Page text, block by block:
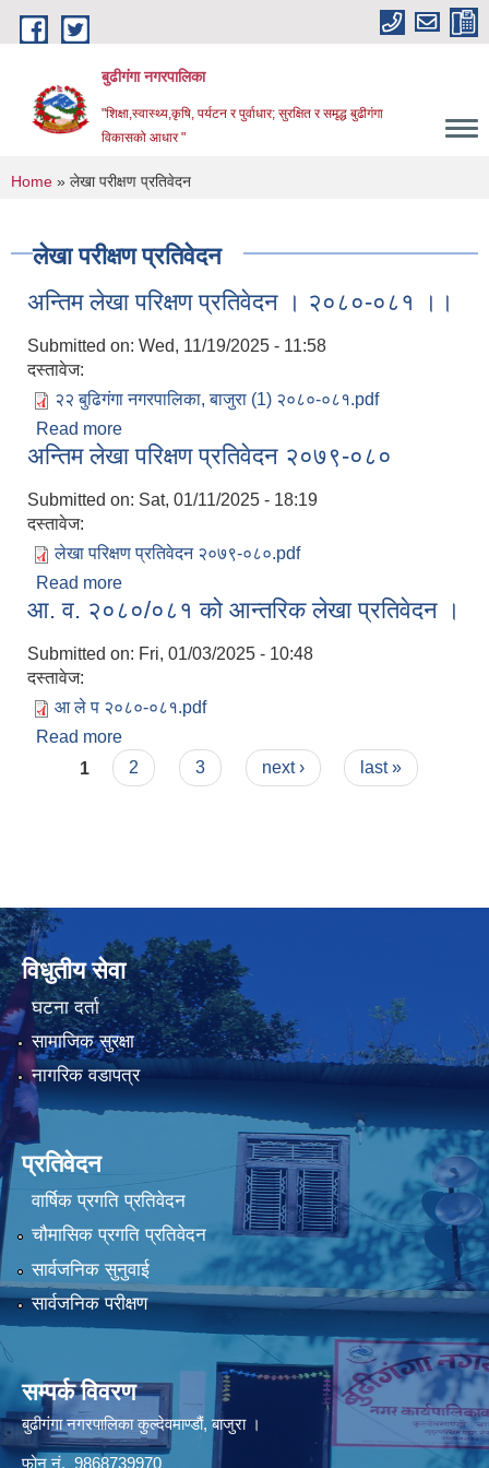
Skip to main content
बुढीगंगा नगरपालिका
"शिक्षा,स्वास्थ्य,कृषि, पर्यटन र पुर्वाधार; सुरक्षित र समृद्ध बुढीगंगा
विकासको आधार "
You are here
Home » लेखा परीक्षण प्रतिवेदन
लेखा परीक्षण प्रतिवेदन
अन्तिम लेखा परिक्षण प्रतिवेदन । २०८०-०८१ ।।
Submitted on: Wed, 11/19/2025 - 11:58
दस्तावेज:
२२ बुढिगंगा नगरपालिका, बाजुरा (1) २०८०-०८१.pdf
Read more
अन्तिम लेखा परिक्षण प्रतिवेदन २०७९-०८०
Submitted on: Sat, 01/11/2025 - 18:19
दस्तावेज:
लेखा परिक्षण प्रतिवेदन २०७९-०८०.pdf
Read more
आ. व. २०८०/०८१ को आन्तरिक लेखा प्रतिवेदन ।
Submitted on: Fri, 01/03/2025 - 10:48
दस्तावेज:
आ ले प २०८०-०८१.pdf
Read more
Pages
1 2 3 next › last »
विधुतीय सेवा
घटना दर्ता
सामाजिक सुरक्षा
नागरिक वडापत्र
प्रतिवेदन
वार्षिक प्रगति प्रतिवेदन
चौमासिक प्रगति प्रतिवेदन
सार्वजनिक सुनुवाई
सार्वजनिक परीक्षण
सम्पर्क विवरण
बुढीगंगा नगरपालिका कुल्देवमाण्डौं, बाजुरा ।
फोन नं. 9868739970